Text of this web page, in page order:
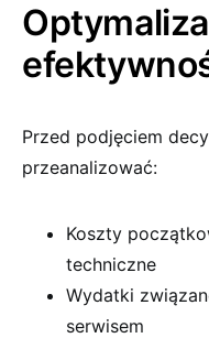
Przed podjęciem
przeanalizować:
Koszty
techniczne
Wydatki
serwisem